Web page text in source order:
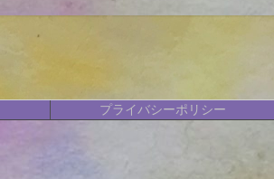
プライバシーポリシー